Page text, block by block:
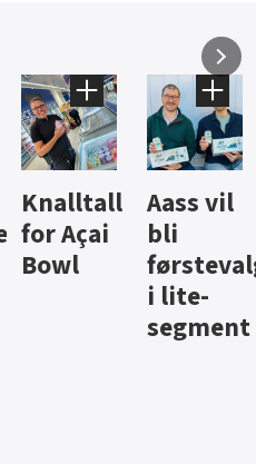
Brus og
jus fra
Berentsen
Hard
iste fra
Hansa